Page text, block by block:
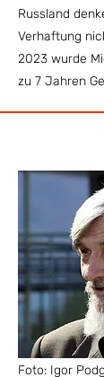
Russland
Verhaftung
2023 wurde
zu 7 Jahren
Foto: Igor